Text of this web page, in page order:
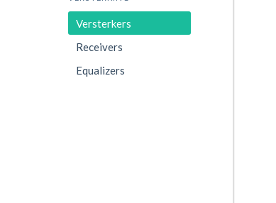
Versterkers
Receivers
Equalizers